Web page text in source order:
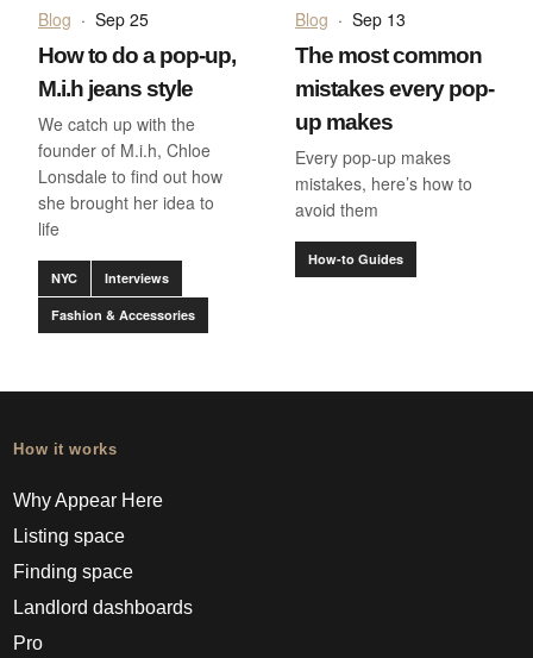
Blog · Sep 25
How to do a pop-up,
M.i.h jeans style
We catch up with the
founder of M.i.h, Chloe
Lonsdale to find out how
she brought her idea to
life
NYC Interviews
Fashion & Accessories
Blog · Sep 13
The most common
mistakes every pop-
up makes
Every pop-up makes
mistakes, here’s how to
avoid them
How-to Guides
How it works
Why Appear Here
Listing space
Finding space
Landlord dashboards
Pro